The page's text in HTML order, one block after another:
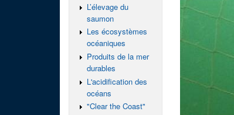
L’élevage du
saumon
Les écosystèmes
océaniques
Produits de la mer
durables
L'acidification des
océans
"Clear the Coast"